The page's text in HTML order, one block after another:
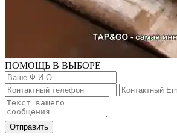
ПОМОЩЬ В ВЫБОРЕ
Отправить